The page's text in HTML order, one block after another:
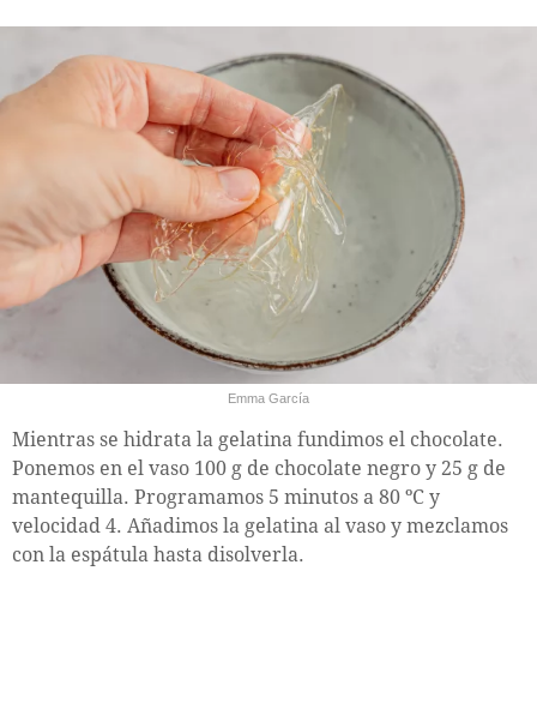
Emma García
Mientras se hidrata la gelatina fundimos el chocolate.
Ponemos en el vaso 100 g de chocolate negro y 25 g de
mantequilla. Programamos 5 minutos a 80 ºC y
velocidad 4. Añadimos la gelatina al vaso y mezclamos
con la espátula hasta disolverla.